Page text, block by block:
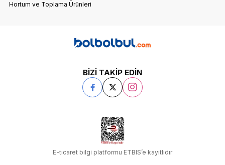
Hortum ve Toplama Ürünleri
BİZİ TAKİP EDİN
E-ticaret bilgi platformu ETBIS’e kayıtlıdır